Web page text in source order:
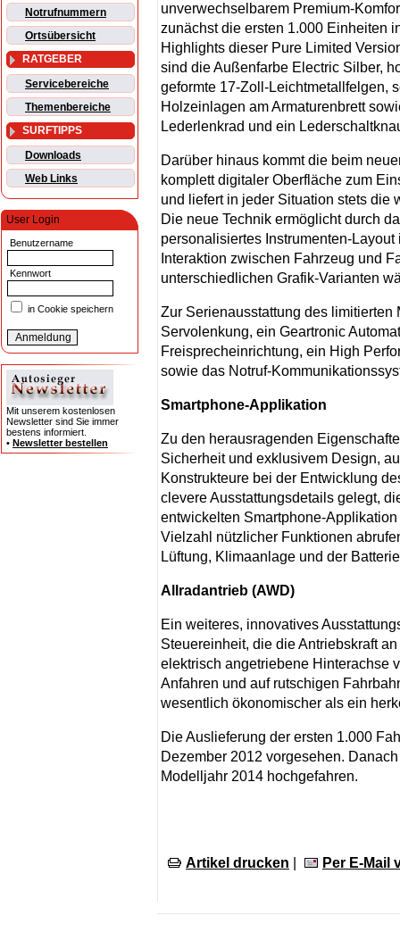
Notrufnummern
Ortsübersicht
RATGEBER
Servicebereiche
Themenbereiche
SURFTIPPS
Downloads
Web Links
User Login
Benutzername
Kennwort
in Cookie speichern
Mit unserem kostenlosen
Newsletter sind Sie immer
bestens informiert.
• Newsletter bestellen
unverwechselbarem Premium-
zunächst die ersten 1.000 Einheiten
Highlights dieser Pure Limited
sind die Außenfarbe Electric Silber,
geformte 17-Zoll-Leichtmetallfelgen,
Holzeinlagen am Armaturenbrett
Lederlenkrad und ein
Darüber hinaus kommt die beim
komplett digitaler Oberfläche zum
und liefert in jeder Situation stets die
Die neue Technik ermöglicht durch
personalisiertes Instrumenten-
Interaktion zwischen Fahrzeug und
unterschiedlichen Grafik-Varianten
Zur Serienausstattung des
Servolenkung, ein Geartronic
Freisprecheinrichtung, ein High
sowie das Notruf-
Smartphone-Applikation
Zu den herausragenden
Sicherheit und exklusivem Design,
Konstrukteure bei der Entwicklung
clevere Ausstattungsdetails gelegt,
entwickelten Smartphone-
Vielzahl nützlicher Funktionen
Lüftung, Klimaanlage und der
Allradantrieb (AWD)
Ein weiteres, innovatives
Steuereinheit, die die Antriebskraft
elektrisch angetriebene Hinterachse
Anfahren und auf rutschigen
wesentlich ökonomischer als ein
Die Auslieferung der ersten 1.000
Dezember 2012 vorgesehen.
Modelljahr 2014 hochgefahren.
Artikel drucken Per E-Mail